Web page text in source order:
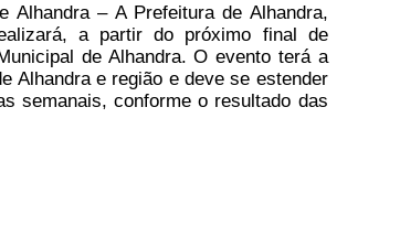
Alhandra – A Prefeitura de Alhandra,
a partir do próximo final de
de Alhandra. O evento terá a
Alhandra e região e deve se estender
semanais, conforme o resultado das